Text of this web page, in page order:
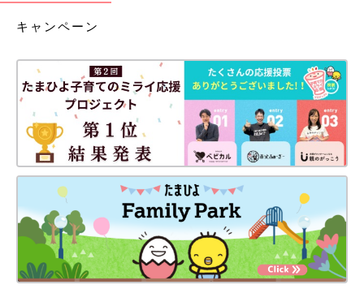
高すぎ！
・ 【エコ＆節約】子どもの絵本はDIYした#ダンボール本棚にお
・ハリポタ杖から外構工事まで！？100円均一を大活用！プロ顔
負けのDIY術
キャンペーン